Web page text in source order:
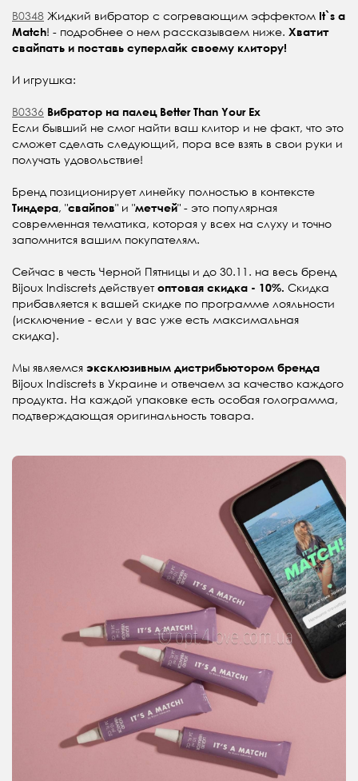
B0348 Жидкий вибратор с согревающим эффектом It`s a
Match! - подробнее о нем рассказываем ниже. Хватит
свайпать и поставь суперлайк своему клитору!
И игрушка:
B0336 Вибратор на палец Better Than Your Ex
Если бывший не смог найти ваш клитор и не факт, что это
сможет сделать следующий, пора все взять в свои руки и
получать удовольствие!
Бренд позиционирует линейку полностью в контексте
Тиндера, "свайпов" и "метчей" - это популярная
современная тематика, которая у всех на слуху и точно
запомнится вашим покупателям.
Cейчас в честь Черной Пятницы и до 30.11. на весь бренд
Bijoux Indiscrets действуетоптовая скидка - 10%. Скидка
прибавляется к вашей скидке по программе лояльности
(исключение - если у вас уже есть максимальная
скидка).
Мы являемся эксклюзивным дистрибьютором бренда
Bijoux Indiscrets в Украине и отвечаем за качество каждого
продукта. На каждой упаковке есть особая голограмма,
подтверждающая оригинальность товара.